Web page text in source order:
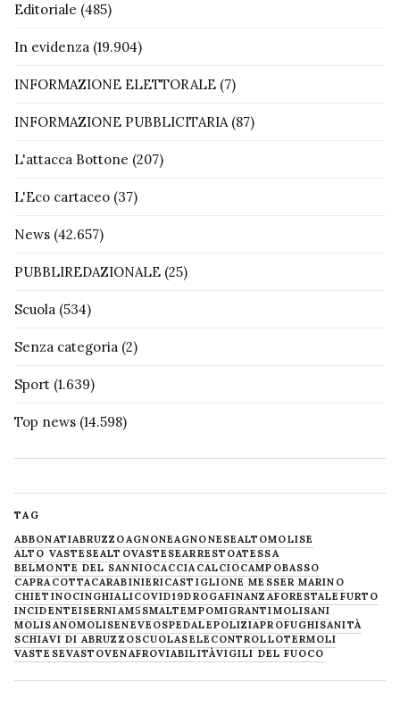
Editoriale (485)
In evidenza (19.904)
INFORMAZIONE ELETTORALE (7)
INFORMAZIONE PUBBLICITARIA(87)
L'attacca Bottone (207)
L'Eco cartaceo (37)
News (42.657)
PUBBLIREDAZIONALE (25)
Scuola (534)
Senza categoria (2)
Sport (1.639)
Top news (14.598)
TAG
ABBONATIABRUZZOAGNONEAGNONESEALTOMOLISE
ALTO VASTESEALTOVASTESEARRESTOATESSA
BELMONTE DEL SANNIOCACCIACALCIOCAMPOBASSO
CAPRACOTTACARABINIERICASTIGLIONE MESSER MARINO
CHIETINOCINGHIALICOVID19DROGAFINANZAFORESTALE FURTO
INCIDENTEISERNIAM5SMALTEMPOMIGRANTIMOLISANI
MOLISANOMOLISENEVE OSPEDALEPOLIZIAPROFUGHISANITÀ
SCHIAVI DI ABRUZZOSCUOLASELECONTROLLOTERMOLI
VASTESEVASTOVENAFROVIABILITÀVIGILI DEL FUOCO